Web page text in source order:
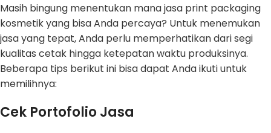
Masih bingung menentukan mana jasa print packaging
kosmetik yang bisa Anda percaya? Untuk menemukan
jasa yang tepat, Anda perlu memperhatikan dari segi
kualitas cetak hingga ketepatan waktu produksinya.
Beberapa tips berikut ini bisa dapat Anda ikuti untuk
memilihnya:
Cek Portofolio Jasa